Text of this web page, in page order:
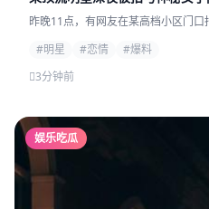
昨晚11点，有网友在某高档小区门
#明星
#恋情
#爆料
3分钟前
娱乐吃瓜